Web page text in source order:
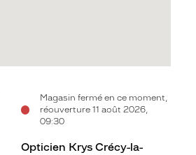
Magasin fermé en ce moment,
réouverture 11 août 2026,
09:30
Opticien Krys Crécy-la-